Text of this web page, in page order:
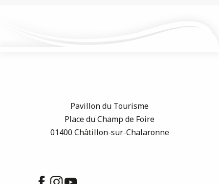
Pavillon du Tourisme
Place du Champ de Foire
01400 Châtillon-sur-Chalaronne